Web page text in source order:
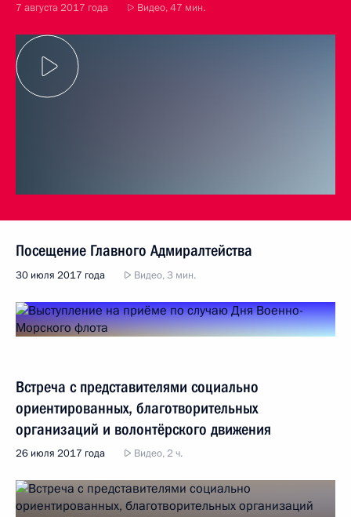
7 августа 2017 года Видео, 47 мин.
Посещение Главного Адмиралтейства
30 июля 2017 года Видео, 3 мин.
Встреча с представителями социально
ориентированных, благотворительных
организаций и волонтёрского движения
26 июля 2017 года Видео, 2 ч.